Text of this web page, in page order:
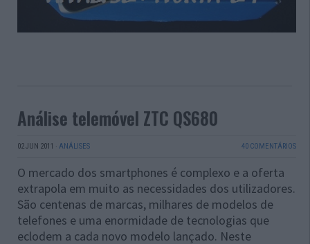
Análise telemóvel ZTC QS680
02 JUN 2011 · ANÁLISES 40 COMENTÁRIOS
O mercado dos smartphones é complexo e a oferta
extrapola em muito as necessidades dos utilizadores.
São centenas de marcas, milhares de modelos de
telefones e uma enormidade de tecnologias que
eclodem a cada novo modelo lançado. Neste